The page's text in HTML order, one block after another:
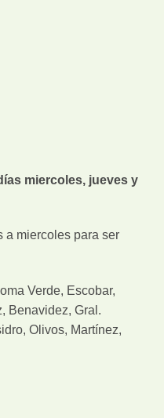
miercoles, jueves y
a miercoles para ser
Verde, Escobar,
Benavidez, Gral.
Olivos, Martínez,